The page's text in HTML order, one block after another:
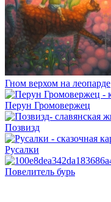
Гном верхом на леопарде
Перун Громовержец
Позвизд
Русалки
Повелитель бурь